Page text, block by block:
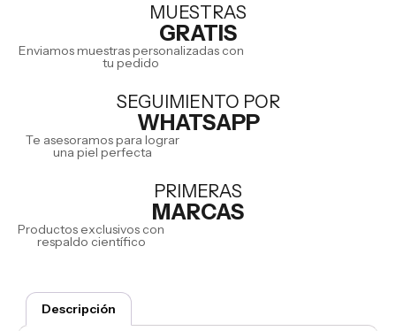
MUESTRAS
GRATIS
Enviamos muestras personalizadas con
tu pedido
SEGUIMIENTO POR
WHATSAPP
Te asesoramos para lograr
una piel perfecta
PRIMERAS
MARCAS
Productos exclusivos con
respaldo científico
Descripción